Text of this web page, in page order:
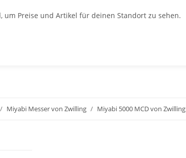
um Preise und Artikel für deinen Standort zu sehen.
Miyabi Messer von Zwilling Miyabi 5000 MCD von Zwilling